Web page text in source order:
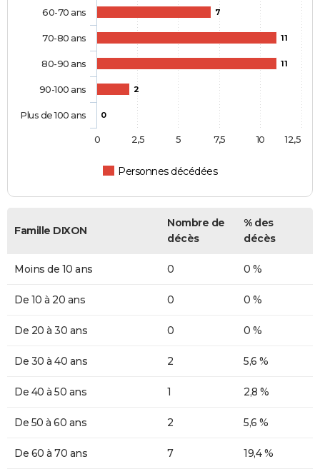
7
11
11
2
0
Personnes décédées
60-70 ans
70-80 ans
80-90 ans
90-100 ans
Plus de 100 ans
0 10
2,5 5 7,5 12,5
Famille DIXON
Nombre de
décès
% des
décès
Moins de 10 ans 0 0 %
De 10 à 20 ans 0 0 %
De 20 à 30 ans 0 0 %
De 30 à 40 ans 2 5,6 %
De 40 à 50 ans 1 2,8 %
De 50 à 60 ans 2 5,6 %
De 60 à 70 ans 7 19,4 %